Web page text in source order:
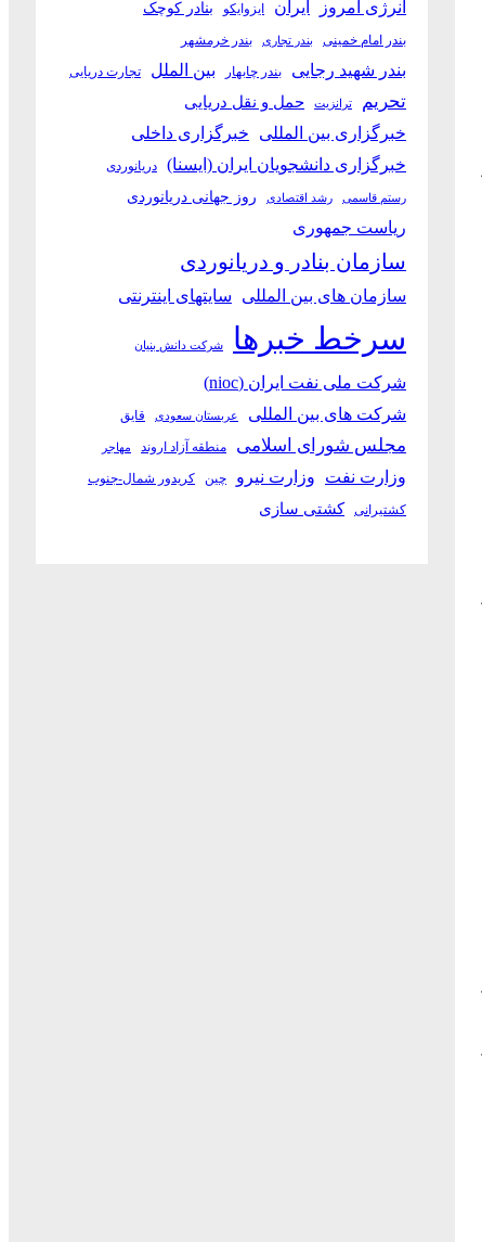
انرژی امروز ایران ایزوایکو بنادر کوچک
بندر امام خمینی بندر تجاری بندر خرمشهر
بندر شهید رجایی بندر چابهار بین الملل تجارت دریایی
تحریم ترانزیت حمل و نقل دریایی
خبرگزاری بین المللی خبرگزاری داخلی
خبرگزاری دانشجویان ایران (ایسنا)
دریانوردی
رستم قاسمی رشد اقتصادی روز جهانی دریانوردی
ریاست جمهوری
سازمان بنادر و دریانوردی
سازمان های بین المللی سایتهای اینترنتی
سرخط خبرها شرکت دانش بنیان
شرکت ملی نفت ایران (nioc)
شرکت های بین المللی
عربستان سعودی قایق
مجلس شورای اسلامی منطقه آزاد اروند مهاجر
وزارت نفت وزارت نیرو چین کریدور شمال-جنوب
کشتیرانی کشتی سازی